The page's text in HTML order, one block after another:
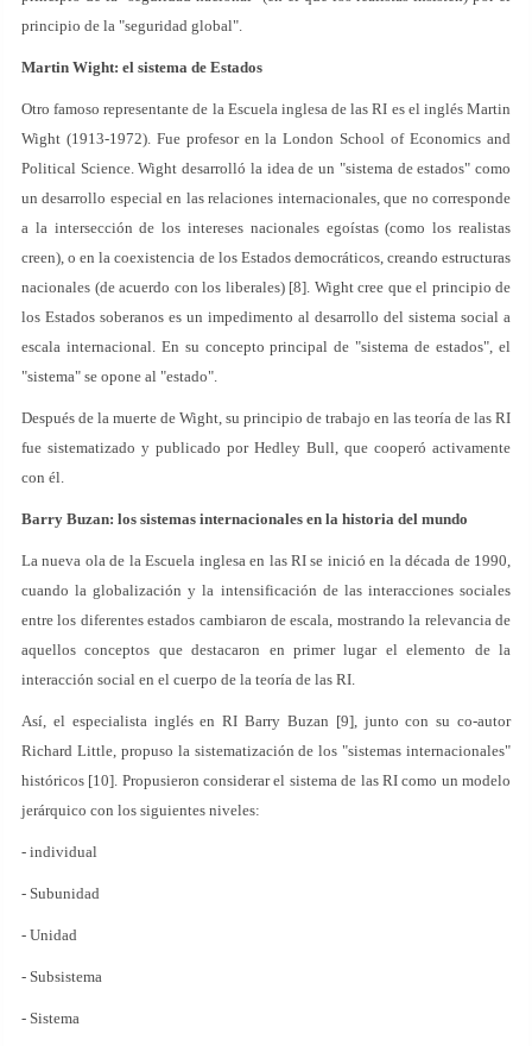
principio de la "seguridad global".
Martin Wight: el sistema de Estados
Otro famoso representante de la Escuela inglesa de las RI es el inglés Martin
Wight (1913-1972). Fue profesor en la London School of Economics and
Political Science. Wight desarrolló la idea de un "sistema de estados" como
un desarrollo especial en las relaciones internacionales, que no corresponde
a la intersección de los intereses nacionales egoístas (como los realistas
creen), o en la coexistencia de los Estados democráticos, creando estructuras
nacionales (de acuerdo con los liberales) [8]. Wight cree que el principio de
los Estados soberanos es un impedimento al desarrollo del sistema social a
escala internacional. En su concepto principal de "sistema de estados", el
"sistema" se opone al "estado".
Después de la muerte de Wight, su principio de trabajo en las teoría de las RI
fue sistematizado y publicado por Hedley Bull, que cooperó activamente
con él.
Barry Buzan: los sistemas internacionales en la historia del mundo
La nueva ola de la Escuela inglesa en las RI se inició en la década de 1990,
cuando la globalización y la intensificación de las interacciones sociales
entre los diferentes estados cambiaron de escala, mostrando la relevancia de
aquellos conceptos que destacaron en primer lugar el elemento de la
interacción social en el cuerpo de la teoría de las RI.
Así, el especialista inglés en RI Barry Buzan [9], junto con su co-autor
Richard Little, propuso la sistematización de los "sistemas internacionales"
históricos [10]. Propusieron considerar el sistema de las RI como un modelo
jerárquico con los siguientes niveles:
- individual
- Subunidad
- Unidad
- Subsistema
- Sistema